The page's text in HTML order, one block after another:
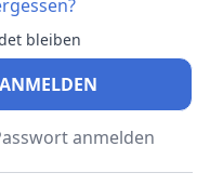
bleiben
ANMELDEN
anmelden